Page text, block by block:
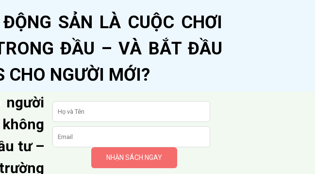
SẢN LÀ CUỘC CHƠI
ĐẦU – VÀ BẮT ĐẦU
CHO NGƯỜI MỚI?
người
tư –
NHẬN SÁCH NGAY